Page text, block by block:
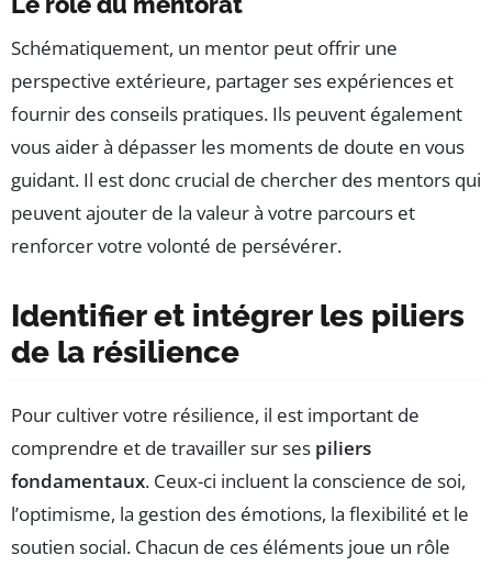
Schématiquement, un mentor peut offrir une
perspective extérieure, partager ses expériences et
fournir des conseils pratiques. Ils peuvent également
vous aider à dépasser les moments de doute en vous
guidant. Il est donc crucial de chercher des mentors qui
peuvent ajouter de la valeur à votre parcours et
renforcer votre volonté de persévérer.
Identifier et intégrer les piliers
de la résilience
Pour cultiver votre résilience, il est important de
comprendre et de travailler sur ses piliers
fondamentaux. Ceux-ci incluent la conscience de soi,
l’optimisme, la gestion des émotions, la flexibilité et le
soutien social. Chacun de ces éléments joue un rôle